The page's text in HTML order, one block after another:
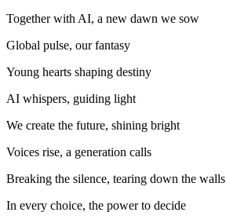
Together with AI, a new dawn we sow
Global pulse, our fantasy
Young hearts shaping destiny
AI whispers, guiding light
We create the future, shining bright
Voices rise, a generation calls
Breaking the silence, tearing down the walls
In every choice, the power to decide